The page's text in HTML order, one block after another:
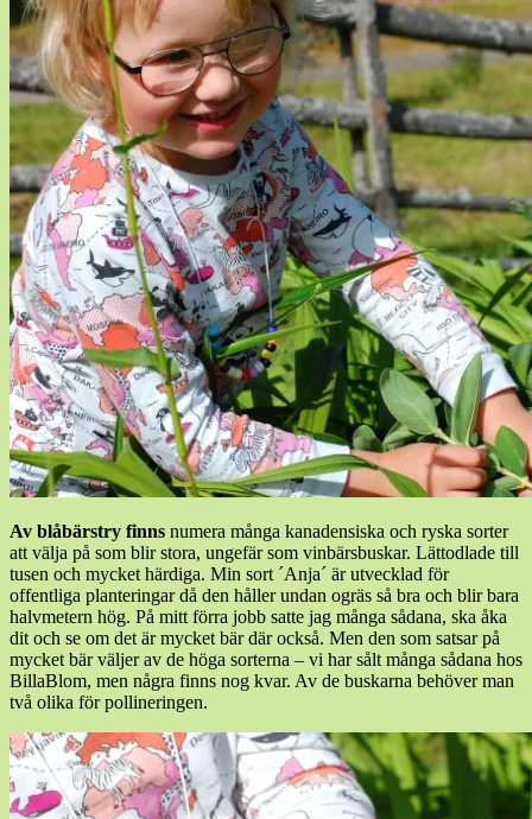
Av blåbärstry finns numera många kanadensiska och ryska sorter
att välja på som blir stora, ungefär som vinbärsbuskar. Lättodlade till
tusen och mycket härdiga. Min sort ´Anja´ är utvecklad för
offentliga planteringar då den håller undan ogräs så bra och blir bara
halvmetern hög. På mitt förra jobb satte jag många sådana, ska åka
dit och se om det är mycket bär där också. Men den som satsar på
mycket bär väljer av de höga sorterna – vi har sålt många sådana hos
BillaBlom, men några finns nog kvar. Av de buskarna behöver man
två olika för pollineringen.